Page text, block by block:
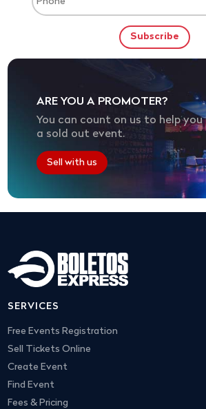
ARE YOU A PROMOTER?
You can count on us to help you
a sold out event.
Sell with us
SERVICES
Free Events Registration
Sell Tickets Online
Create Event
Find Event
Fees & Pricing